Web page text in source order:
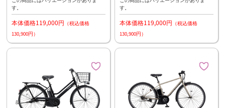
す。
本体価格119,000円 （税込価格
130,900円）
す。
本体価格119,000円 （税込価格
130,900円）